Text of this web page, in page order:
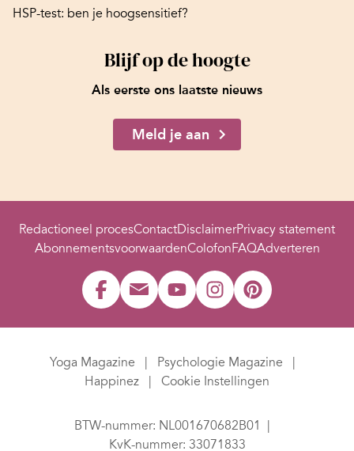
HSP-test: ben je hoogsensitief?
Blijf op de hoogte
Als eerste ons laatste nieuws
Meld je aan
Redactioneel procesContactDisclaimerPrivacy statement
AbonnementsvoorwaardenColofonFAQAdverteren
Yoga Magazine
Psychologie Magazine
Happinez
Cookie Instellingen
BTW-nummer: NL001670682B01
KvK-nummer: 33071833